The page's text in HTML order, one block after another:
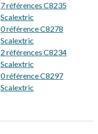
7 références C8235
Scalextric
0 référence C8278
Scalextric
2 références C8234
Scalextric
0 référence C8297
Scalextric